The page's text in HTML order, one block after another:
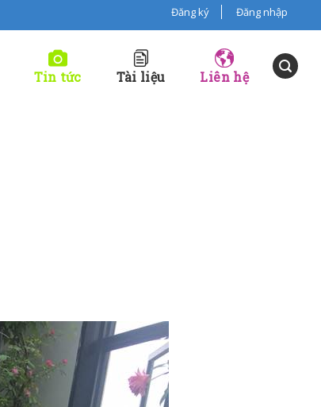
Đăng ký Đăng nhập
Tin tức Tài liệu Liên hệ